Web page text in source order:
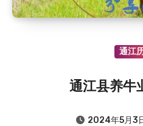
通江
通江县养牛
2024年5月3